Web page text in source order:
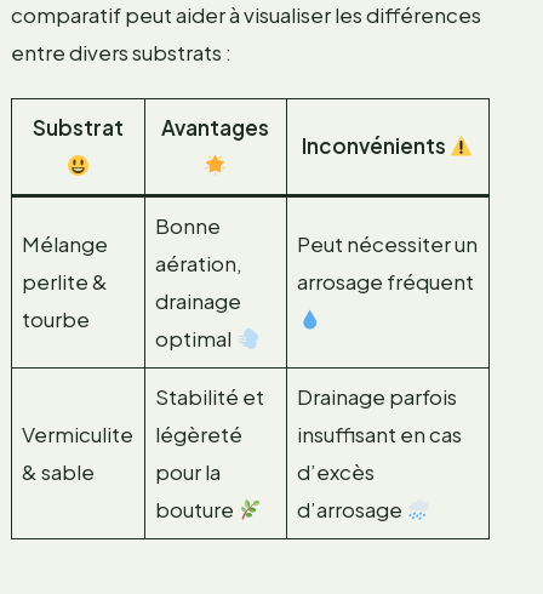
comparatif peut aider à visualiser les différences
entre divers substrats :
Substrat Avantages
Inconvénients
Mélange
perlite &
tourbe
Bonne
aération,
drainage
optimal
Peut nécessiter un
arrosage fréquent
Vermiculite
& sable
Stabilité et
légèreté
pour la
bouture
Drainage parfois
insuffisant en cas
d’excès
d’arrosage